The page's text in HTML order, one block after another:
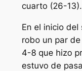
cuarto (26-13).
En el inicio
robo un par
4-8 que hizo
estuvo de